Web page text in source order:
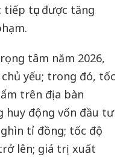
tục được tăng
tâm năm 2026,
yếu; trong đó, tốc
trên địa bàn
huy động vốn đầu tư
tỉ đồng; tốc độ
lên; giá trị xuất